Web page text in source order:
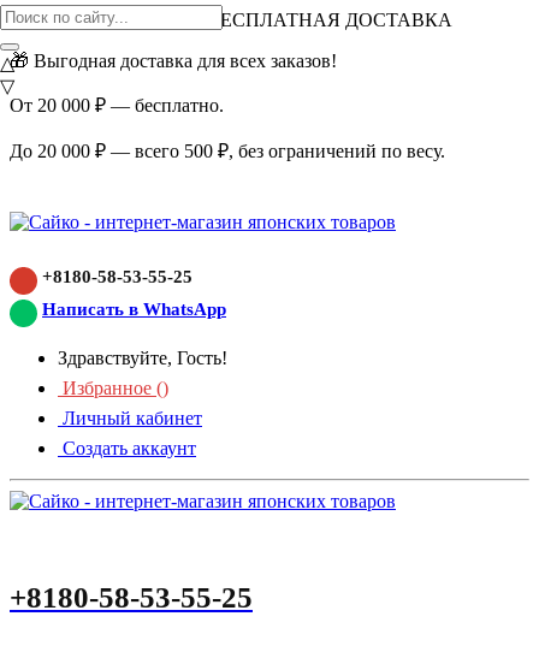
ВНИМАНИЕ АКЦИЯ!
БЕСПЛАТНАЯ ДОСТАВКА
🎁 Выгодная доставка для всех заказов!
От 20 000 ₽ — бесплатно.
До 20 000 ₽ — всего 500 ₽, без ограничений по весу.
+8180-58-53-55-25
Написать в WhatsApp
Здравствуйте, Гость!
Избранное ()
Личный кабинет
Создать аккаунт
+8180-58-53-55-25
△
▽